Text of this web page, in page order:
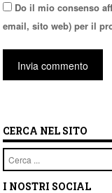
Do il mio consenso
email, sito web) per il
CERCA NEL SITO
Cerca
I NOSTRI SOCIAL